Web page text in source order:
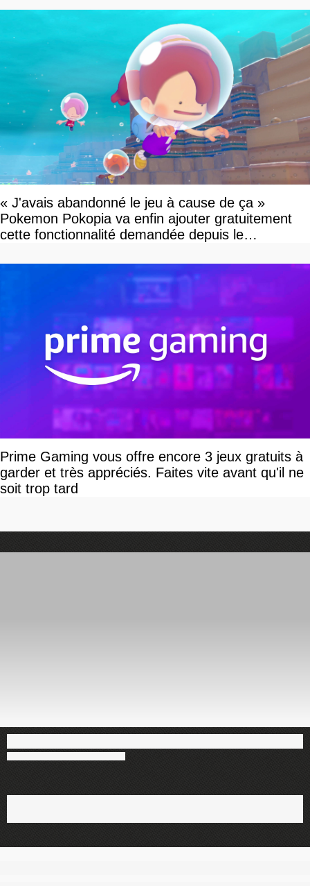
« J'avais abandonné le jeu à cause de ça »
Pokemon Pokopia va enfin ajouter gratuitement
cette fonctionnalité demandée depuis le
Prime Gaming vous offre encore 3 jeux gratuits à
garder et très appréciés. Faites vite avant qu'il ne
soit trop tard